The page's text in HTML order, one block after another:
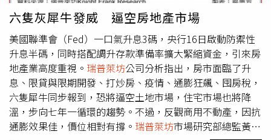
至堅不願多談，僅表示，「的確，要獲利很困難，但我們仍
努力為飯店找出路，閒置空間招商、多餘的房間轉作社宅、
嘗試不同可能性，現在多賺就是少賠！」由於距離合約到期
只剩5年，員工自然也擔心5年後是否飯碗不保，孫至堅表示
曾不下數次召集員工信心喊話，「目前全心建立新品牌『茹
曦酒店』，品牌做起自然不排除老闆可能再作其他飯店投資
的布局，來延續品牌效益。」微風南京和茹曦酒店共用地下
室與建照，想都更改建兩棟建築必須一起進行，目前富邦人
壽已持有茹曦酒店和微風南京多層樓，對於日後整合改建將
部總監黃舒衛分析，擁有1至2戶非自住房子人數，由去年
46.5萬人，大幅攀升至今年48.9萬人，可看出兩大趨勢，首
先，買屋抗通膨效應發酵，推升民眾除了自住，想再買1戶
動機，促使非自住買家增加；第二，近2年房價急漲，令不
少想買房給子女等置產族，為「鎖住成本」搶進巿場，在國
外也有這種情況，英國甚至以「搶屋競賽」來形容這股風
潮。不過，未來進入升息循環，這種情況將會減少。就囤房
大戶布局，徐佳馨指出，財政部資料顯示，囤屋大戶購買標
的多集中在推案大的六都，特別是新北、台中，主因看好這
六隻灰犀牛發威 逼空房地產市場
美國聯準會（Fed）一口氣升息3碼，央行16日啟動防禦性
升息半碼，同時搭配調升存款準備率擴大緊縮資金，引來房
地產業高度重視。 瑞普萊坊公司分析指出，房市面臨了升
息、限貸與限期開發、打炒房、疫情、通膨狂飆、囤房稅，
六隻犀牛同步報到，恐將逼空土地市場，住宅市場也將降
溫，步向七年一循環的趨勢。不過，反觀商用不動產，因抗
通膨效果佳，價位相對有撐。 瑞普萊坊市場研究部總監黃舒